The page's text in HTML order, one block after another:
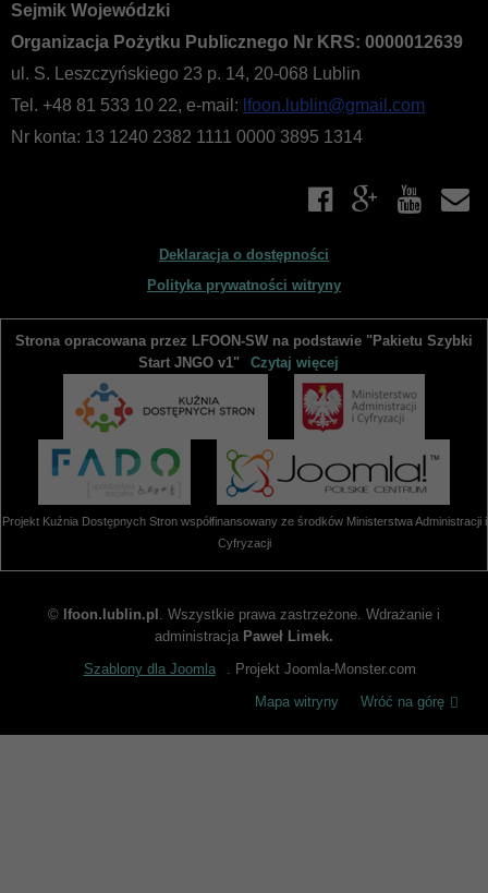
Sejmik Wojewódzki
Organizacja Pożytku Publicznego Nr KRS: 0000012639
ul. S. Leszczyńskiego 23 p. 14, 20-068 Lublin
Tel. +48 81 533 10 22, e-mail: lfoon.lublin@gmail.com
Nr konta: 13 1240 2382 1111 0000 3895 1314
Deklaracja o dostępności
Polityka prywatności witryny
Strona opracowana przez LFOON-SW na podstawie "Pakietu Szybki
Start JNGO v1"
Czytaj więcej
Projekt Kuźnia Dostępnych Stron współfinansowany ze środków Ministerstwa Administracji i
Cyfryzacji
© lfoon.lublin.pl . Wszystkie prawa zastrzeżone. Wdrażanie i
administracja Paweł Limek.
Szablony dla Joomla
. Projekt Joomla-Monster.com
Mapa witryny
Wróć na górę